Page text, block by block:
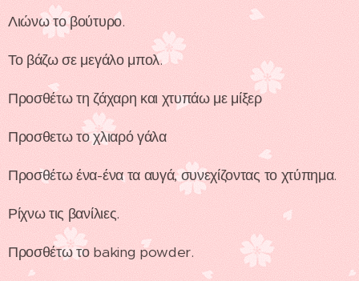
Λιώνω το βούτυρο.
Το βάζω σε μεγάλο μπολ.
Προσθέτω τη ζάχαρη και χτυπάω με μίξερ
Προσθετω το χλιαρό γάλα
Προσθέτω ένα-ένα τα αυγά, συνεχίζοντας το χτύπημα.
Ρίχνω τις βανίλιες.
Προσθέτω το baking powder.